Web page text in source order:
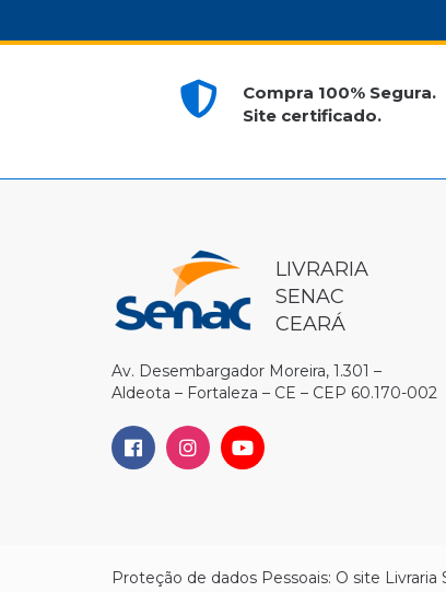
Compra 100% Segura.
Site certificado.
LIVRARIA
SENAC
CEARÁ
Av. Desembargador Moreira, 1.301 –
Aldeota – Fortaleza – CE – CEP 60.170-002
Proteção de dados Pessoais: O site